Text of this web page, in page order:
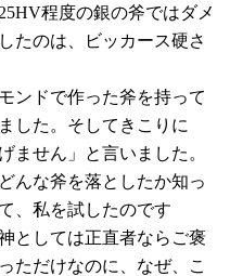
程度の銀の斧ではダメ
たのは、ビッカース硬さ
ンドで作った斧を持って
した。そしてきこりに
ません」と言いました。
んな斧を落としたか知っ
、私を試したのです
としては正直者ならご褒
ただけなのに、なぜ、こ